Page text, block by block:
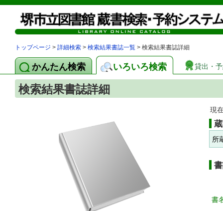
トップページ > 詳細検索 > 検索結果書誌一覧 > 検索結果書誌詳細
かんたん検索 いろいろ検索 貸出・
検索結果書誌詳細
現
所
書